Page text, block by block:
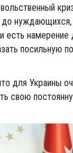
намерение
посильную
для Украины
свою